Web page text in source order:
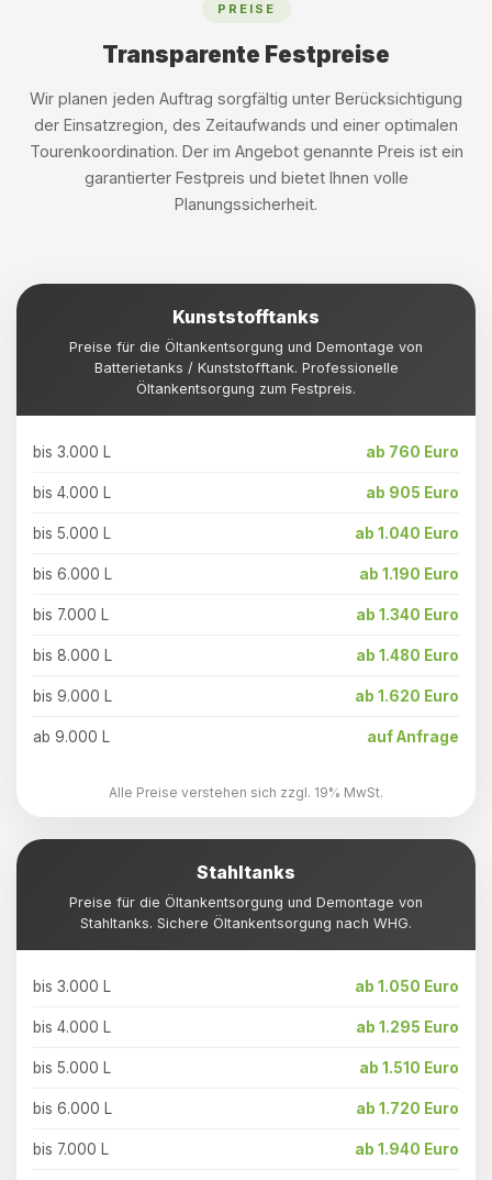
PREISE
Transparente Festpreise
Wir planen jeden Auftrag sorgfältig unter Berücksichtigung
der Einsatzregion, des Zeitaufwands und einer optimalen
Tourenkoordination. Der im Angebot genannte Preis ist ein
garantierter Festpreis und bietet Ihnen volle
Planungssicherheit.
Kunststofftanks
Preise für die Öltankentsorgung und Demontage von
Batterietanks / Kunststofftank. Professionelle
Öltankentsorgung zum Festpreis.
bis 3.000 L ab 760 Euro
bis 4.000 L ab 905 Euro
bis 5.000 L ab 1.040 Euro
bis 6.000 L ab 1.190 Euro
bis 7.000 L ab 1.340 Euro
bis 8.000 L ab 1.480 Euro
bis 9.000 L ab 1.620 Euro
ab 9.000 L auf Anfrage
Alle Preise verstehen sich zzgl. 19% MwSt.
Stahltanks
Preise für die Öltankentsorgung und Demontage von
Stahltanks. Sichere Öltankentsorgung nach WHG.
bis 3.000 L ab 1.050 Euro
bis 4.000 L ab 1.295 Euro
bis 5.000 L ab 1.510 Euro
bis 6.000 L ab 1.720 Euro
bis 7.000 L ab 1.940 Euro